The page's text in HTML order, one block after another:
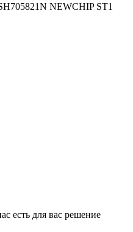
NEWCHIP ST1
есть для вас решение